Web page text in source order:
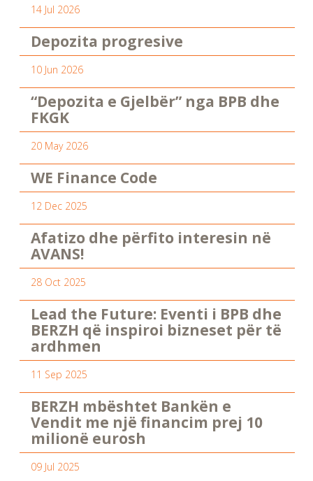
14 Jul 2026
Depozita progresive
10 Jun 2026
“Depozita e Gjelbër” nga BPB dhe
FKGK
20 May 2026
WE Finance Code
12 Dec 2025
Afatizo dhe përfito interesin në
AVANS!
28 Oct 2025
Lead the Future: Eventi i BPB dhe
BERZH që inspiroi bizneset për të
ardhmen
11 Sep 2025
BERZH mbështet Bankën e
Vendit me një financim prej 10
milionë eurosh
09 Jul 2025